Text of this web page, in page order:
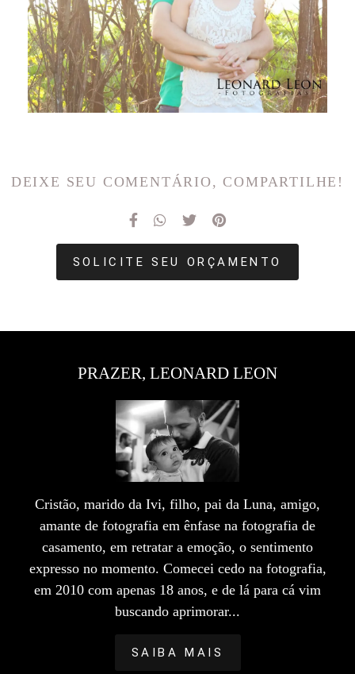
DEIXE SEU COMENTÁRIO, COMPARTILHE!
SOLICITE SEU ORÇAMENTO
PRAZER, LEONARD LEON
Cristão, marido da Ivi, filho, pai da Luna, amigo,
amante de fotografia em ênfase na fotografia de
casamento, em retratar a emoção, o sentimento
expresso no momento. Comecei cedo na fotografia,
em 2010 com apenas 18 anos, e de lá para cá vim
buscando aprimorar...
SAIBA MAIS